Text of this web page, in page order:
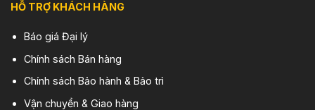
HỖ TRỢ KHÁCH HÀNG
Báo giá Đại lý
Chính sách Bán hàng
Chính sách Bảo hành & Bảo trì
Vận chuyển & Giao hàng